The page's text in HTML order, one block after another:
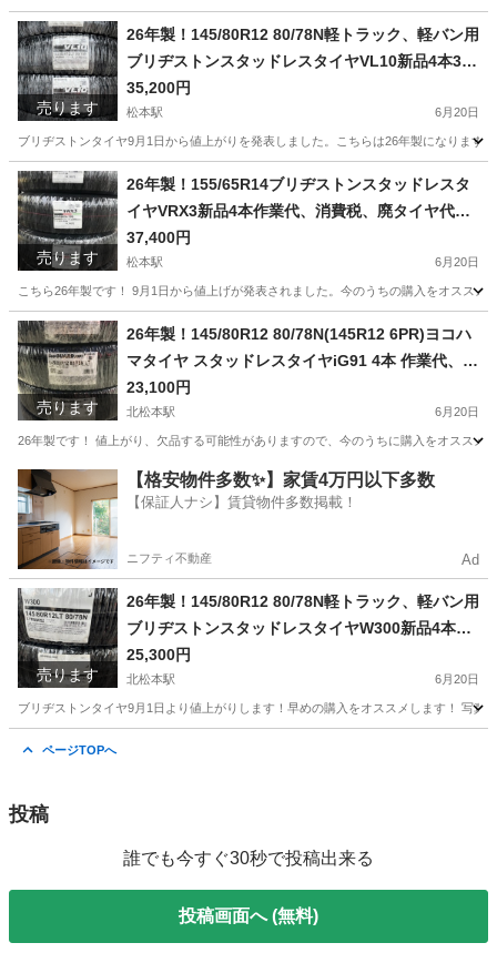
長野 松本市 松本駅 タイヤ
売ります
26年製！145/80R12 80/78N軽トラック、軽バン用
ブリヂストンスタッドレスタイヤVL10新品4本352
00円！
35,200円
松本駅 6月20日
ブリヂストンタイヤ9月1日から値上がりを発表しました。こちらは26年製になりま
長野 松本市 松本駅 タイヤ、ホイール タイヤ
売ります
26年製！155/65R14ブリヂストンスタッドレスタ
イヤVRX3新品4本作業代、消費税、廃タイヤ代全
て込み！37400円！
37,400円
松本駅 6月20日
こちら26年製です！ 9月1日から値上げが発表されました。今のうちの購入をオスス
長野 松本市 松本駅
売ります
26年製！145/80R12 80/78N(145R12 6PR)ヨコハ
マタイヤ スタッドレスタイヤiG91 4本 作業代、消
費税全て込み23100円！
23,100円
北松本駅 6月20日
26年製です！ 値上がり、欠品する可能性がありますので、今のうちに購入をオスス
長野 松本市 北松本駅 タイヤ、ホイール R12
【格安物件多数✨】家賃4万円以下多数
【保証人ナシ】賃貸物件多数掲載！
ニフティ不動産 Ad
売ります
26年製！145/80R12 80/78N軽トラック、軽バン用
ブリヂストンスタッドレスタイヤW300新品4本25
300円！
25,300円
北松本駅 6月20日
ブリヂストンタイヤ9月1日より値上がりします！早めの購入をオススメします！ 写
ページTOPへ
投稿
誰でも今すぐ30秒で投稿出来る
投稿画面へ (無料)